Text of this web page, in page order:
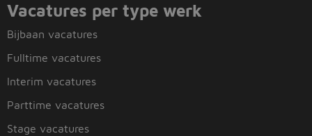
Vacatures per type werk
Bijbaan vacatures
Fulltime vacatures
Interim vacatures
Parttime vacatures
Stage vacatures